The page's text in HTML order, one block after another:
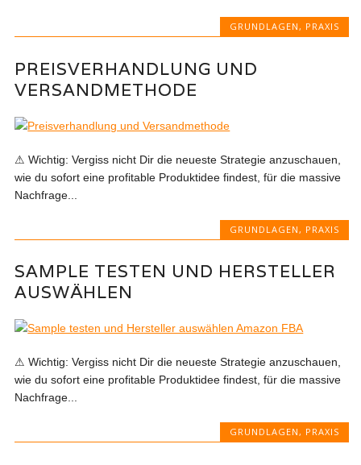
GRUNDLAGEN, PRAXIS
PREISVERHANDLUNG UND
VERSANDMETHODE
⚠ Wichtig: Vergiss nicht Dir die neueste Strategie anzuschauen,
wie du sofort eine profitable Produktidee findest, für die massive
Nachfrage...
GRUNDLAGEN , PRAXIS
SAMPLE TESTEN UND HERSTELLER
AUSWÄHLEN
⚠ Wichtig: Vergiss nicht Dir die neueste Strategie anzuschauen,
wie du sofort eine profitable Produktidee findest, für die massive
Nachfrage...
GRUNDLAGEN, PRAXIS